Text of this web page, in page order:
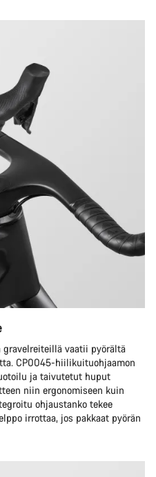
vaatii pyörältä
CP0045-hiilikuituohjaamon
ja taivutetut huput
niin ergonomiseen kuin
ohjaustanko tekee
irrottaa, jos pakkaat pyörän